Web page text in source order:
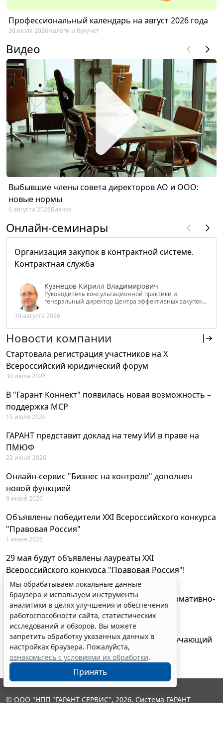
Профессиональный календарь на август 2026 года
30 июля 2026Налоги и бухучет
Видео
Выбывшие члены совета директоров АО и ООО:
новые нормы
6 августа 2026Бизнес
Онлайн-семинары
Организация закупок в контрактной системе.
Контрактная служба
Кузнецов Кирилл Владимирович
Руководитель консультационной практики и
генеральный директор Центра эффективных закупок
РФ
10 августа 2026
Новости компании
Стартовала регистрация участников на X
Всероссийский юридический форум
30 июля 2026
В "Гарант Коннект" появилась новая возможность –
поддержка MCP
15 июля 2026
ГАРАНТ представит доклад на тему ИИ в праве на
ПМЮФ
23 июня 2026
Онлайн-сервис "Бизнес на контроле" дополнен
новой функцией
9 июня 2026
Объявлены победители XXI Всероссийского конкурса
"Правовая Россия"
1 июня 2026
29 мая будут объявлены лауреаты XXI
Всероссийского конкурса "Правовая Россия"!
27 мая 2026
AI-ассистент Искра теперь анализирует нормативно-
техническую документацию
28 апреля 2026
"ГАРАНТ Электронный экспресс" провел обучающий
вебинар по работе с AI-ассистентом Искра
23 апреля 2026
Мы обрабатываем локальные данные
браузера и используем инструменты
аналитики в целях улучшения и обеспечения
работоспособности сайта, статистических
исследований и обзоров. Вы можете
запретить обработку указанных данных в
настройках браузера. Пожалуйста,
ознакомьтесь с условиями их обработки.
Принять
© ООО "НПП "ГАРАНТ-СЕРВИС", 2026. Система ГАРАНТ